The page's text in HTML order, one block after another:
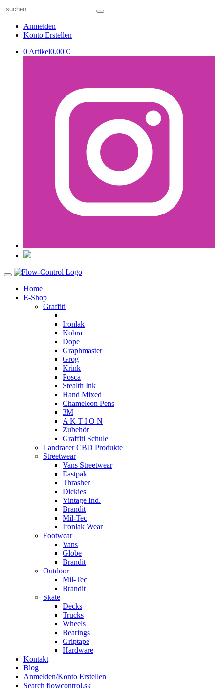
Anmelden
Konto Erstellen
0 Artikel0.00 €
Home
E-Shop
Graffiti
Ironlak
Kobra
Dope
Graphmaster
Grog
Krink
Posca
Stealth Ink
Hand Mixed
Chameleon Pens
3M
A K T I O N
Zubehör
Graffiti Schule
Landracer CBD Produkte
Streetwear
Vans Streetwear
Eastpak
Thrasher
Dickies
Vintage Ind.
Brandit
Mil-Tec
Ironlak Wear
Footwear
Vans
Globe
Brandit
Outdoor
Mil-Tec
Brandit
Skate
Decks
Trucks
Wheels
Bearings
Griptape
Hardware
Kontakt
Blog
Anmelden/Konto Erstellen
Search flowcontrol.sk